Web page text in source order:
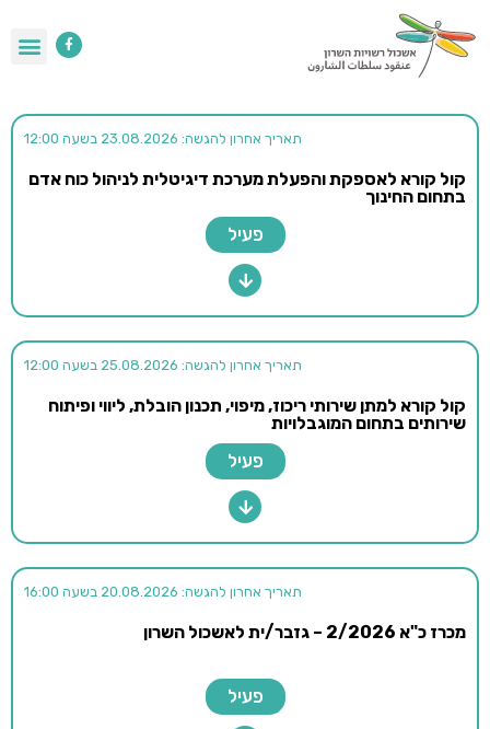
תאריך אחרון להגשה: 23.08.2026 בשעה 12:00
קול קורא לאספקת והפעלת מערכת דיגיטלית לניהול כוח אדם
בתחום החינוך
פעיל
תאריך אחרון להגשה: 25.08.2026 בשעה 12:00
קול קורא למתן שירותי ריכוז, מיפוי, תכנון הובלת, ליווי ופיתוח
שירותים בתחום המוגבלויות
פעיל
תאריך אחרון להגשה: 20.08.2026 בשעה 16:00
מכרז כ"א 2/2026 – גזבר/ית לאשכול השרון
פעיל